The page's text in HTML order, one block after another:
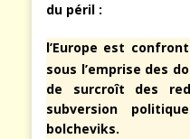
du péril :
l’Europe est
sous l’emprise des
de surcroît des
subversion
bolcheviks.